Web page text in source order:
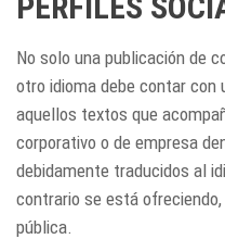
No solo una publicación de
otro idioma debe contar con
aquellos textos que
corporativo o de empresa
debidamente traducidos al
contrario se está
pública.